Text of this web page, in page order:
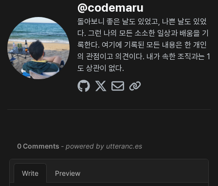
@codemaru
돌아보니 좋은 날도 있었고, 나쁜 날도 있었
다. 그런 나의 모든 소소한 일상과 배움을 기
록한다. 여기에 기록된 모든 내용은 한 개인
의 관점이고 의견이다. 내가 속한 조직과는 1
도 상관이 없다.